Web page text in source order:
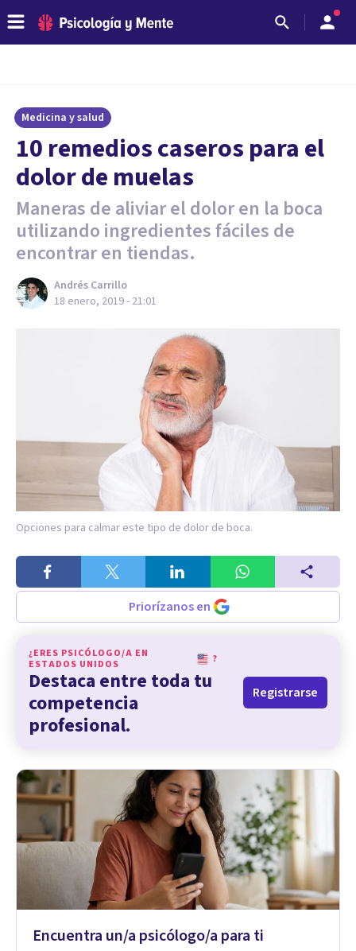
Medicina y salud
10 remedios caseros para el
dolor de muelas
Maneras de aliviar el dolor en la boca
utilizando ingredientes fáciles de
encontrar en tiendas.
Andrés Carrillo
18 enero, 2019 - 21:01
Opciones para calmar este tipo de dolor de boca.
Priorízanos en
¿ERES PSICÓLOGO/A EN
ESTADOS UNIDOS
?
Destaca entre toda tu
competencia
profesional.
Registrarse
Encuentra un/a psicólogo/a para ti